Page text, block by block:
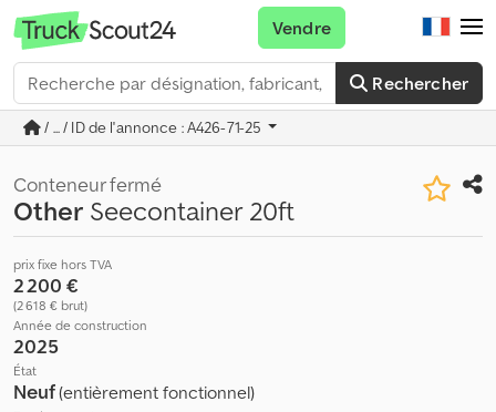
Rechercher
Vendre
/ ... / ID de l'annonce : A426-71-25
Conteneur fermé
Other Seecontainer 20ft
prix fixe hors TVA
2 200 €
(2 618 € brut)
Année de construction
2025
État
Neuf(entièrement fonctionnel)